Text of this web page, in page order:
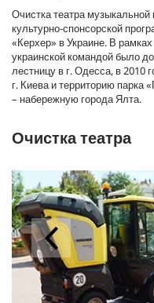
Очистка театра
культурно-спонсорской
«Керхер» в Украине. В
украинской командой было
лестницу в г. Одесса, в 2010
г. Киева и территорию парка
– набережную города Ялта.
Очистка театра